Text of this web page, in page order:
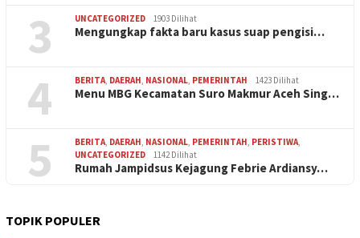
3 UNCATEGORIZED 1903 Dilihat
Mengungkap fakta baru kasus suap pengisi…
4 BERITA, DAERAH, NASIONAL, PEMERINTAH 1423 Dilihat
Menu MBG Kecamatan Suro Makmur Aceh Sing…
5 BERITA, DAERAH, NASIONAL, PEMERINTAH, PERISTIWA,
UNCATEGORIZED
1142 Dilihat
Rumah Jampidsus Kejagung Febrie Ardiansy…
TOPIK POPULER